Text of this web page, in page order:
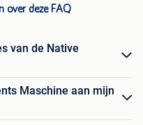
over deze FAQ
van de Native
Maschine aan mijn